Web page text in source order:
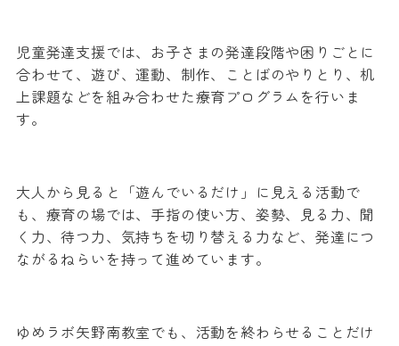
児童発達支援では、お子さまの発達段階や困りごとに
合わせて、遊び、運動、制作、ことばのやりとり、机
上課題などを組み合わせた療育プログラムを行いま
す。
大人から見ると「遊んでいるだけ」に見える活動で
も、療育の場では、手指の使い方、姿勢、見る力、聞
く力、待つ力、気持ちを切り替える力など、発達につ
ながるねらいを持って進めています。
ゆめラボ矢野南教室でも、活動を終わらせることだけ